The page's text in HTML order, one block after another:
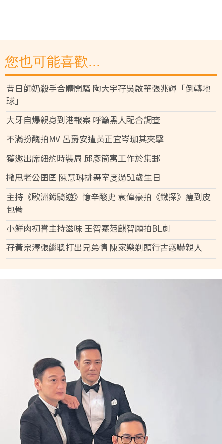
您也可能喜歡...
昔日師奶殺手合體開騷 陶大宇孖吳啟華張兆輝「倒轉地
球」
大牙自爆親身到港報案 呼籲黑人配合調查
不滿扮醜拍MV 呂爵安遭黃正宜岑珈其夾擊
獲邀出席紐約時裝周 邱彥筒寓工作於集郵
撇甩老公囝囝 陳慧琳排舞室度過51歲生日
主持《歐洲鐵騎遊》憶辛酸史 袁偉豪拍《鐵探》瘦到皮
包骨
小鮮肉初嘗主持滋味 王智騫范麒智願拍BL劇
孖黃宗澤張繼聰打出兄弟情 陳家樂剃頭行古惑嚇親人